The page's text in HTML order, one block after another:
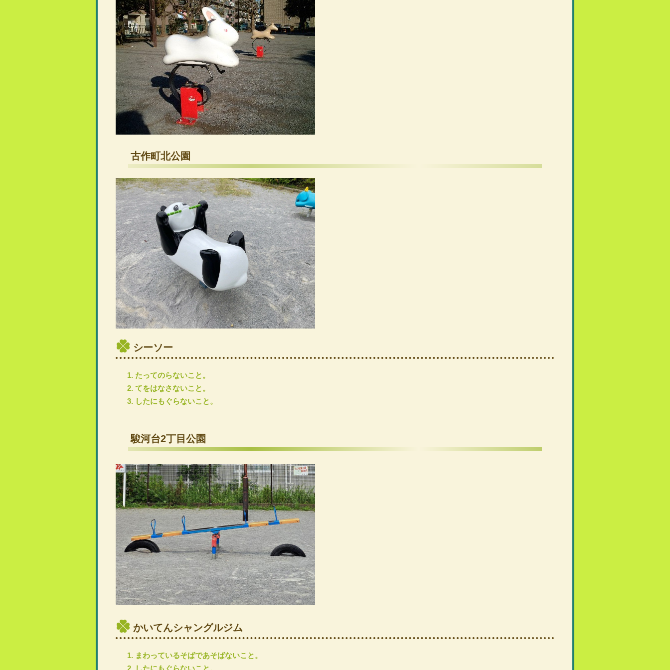
古作町北公園
シーソー
たってのらないこと。
てをはなさないこと。
したにもぐらないこと。
駿河台2丁目公園
かいてんシャングルジム
まわっているそばであそばないこと。